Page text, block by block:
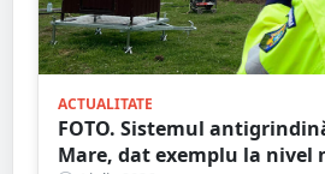
ACTUALITATE
FOTO. Sistemul
Mare, dat exemplu la nivel